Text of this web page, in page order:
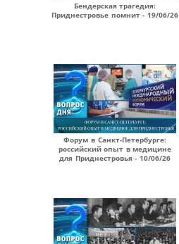
Бендерская трагедия:
Приднестровье помнит - 19/06/26
Форум в Санкт-Петербурге:
российский опыт в медицине
для Приднестровья - 10/06/26